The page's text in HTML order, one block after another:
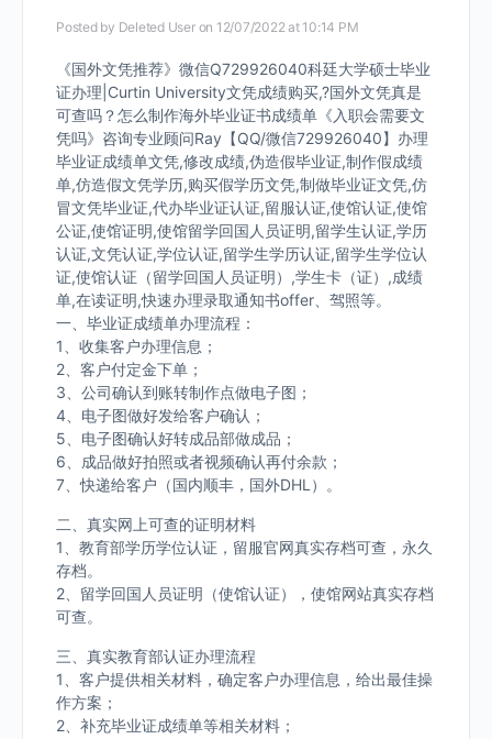
Posted by Deleted User on 12/07/2022 at 10:14 PM
《国外文凭推荐》微信Q729926040科廷大学硕士毕业
证办理|Curtin University文凭成绩购买,?国外文凭真是
可查吗？怎么制作海外毕业证书成绩单《入职会需要文
凭吗》咨询专业顾问Ray【QQ/微信729926040】办理
毕业证成绩单文凭,修改成绩,伪造假毕业证,制作假成绩
单,仿造假文凭学历,购买假学历文凭,制做毕业证文凭,仿
冒文凭毕业证,代办毕业证认证,留服认证,使馆认证,使馆
公证,使馆证明,使馆留学回国人员证明,留学生认证,学历
认证,文凭认证,学位认证,留学生学历认证,留学生学位认
证,使馆认证（留学回国人员证明）,学生卡（证）,成绩
单,在读证明,快速办理录取通知书offer、驾照等。
一、毕业证成绩单办理流程：
1、收集客户办理信息；
2、客户付定金下单；
3、公司确认到账转制作点做电子图；
4、电子图做好发给客户确认；
5、电子图确认好转成品部做成品；
6、成品做好拍照或者视频确认再付余款；
7、快递给客户（国内顺丰，国外DHL）。
二、真实网上可查的证明材料
1、教育部学历学位认证，留服官网真实存档可查，永久
存档。
2、留学回国人员证明（使馆认证），使馆网站真实存档
可查。
三、真实教育部认证办理流程
1、客户提供相关材料，确定客户办理信息，给出最佳操
作方案；
2、补充毕业证成绩单等相关材料；